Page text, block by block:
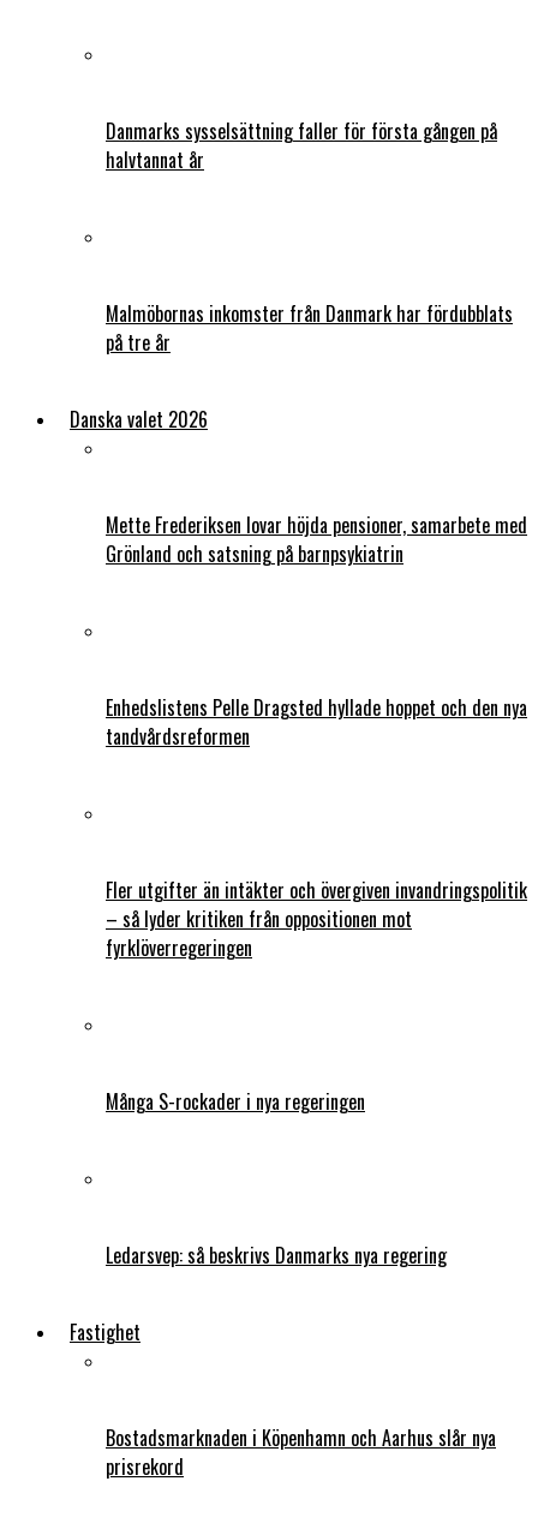
Danmarks sysselsättning faller för första gången på
halvtannat år
Malmöbornas inkomster från Danmark har fördubblats
på tre år
Danska valet 2026
Mette Frederiksen lovar höjda pensioner, samarbete med
Grönland och satsning på barnpsykiatrin
Enhedslistens Pelle Dragsted hyllade hoppet och den nya
tandvårdsreformen
Fler utgifter än intäkter och övergiven invandringspolitik
– så lyder kritiken från oppositionen mot
fyrklöverregeringen
Många S-rockader i nya regeringen
Ledarsvep: så beskrivs Danmarks nya regering
Fastighet
Bostadsmarknaden i Köpenhamn och Aarhus slår nya
prisrekord